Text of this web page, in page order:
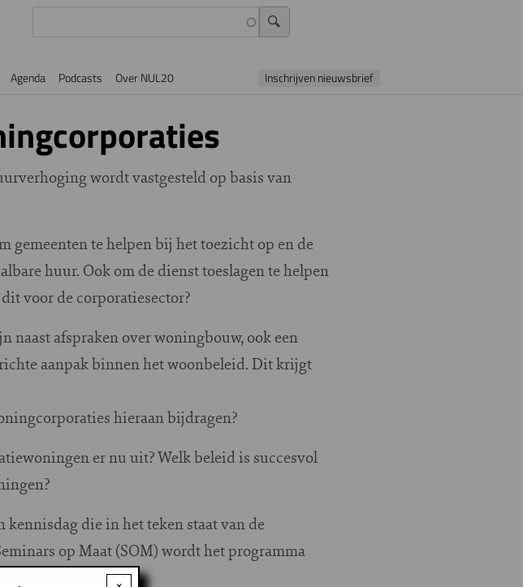
Agenda Podcasts Over NUL20 Inschrijven nieuwsbrief
wordt vastgesteld op basis van
gemeenten te helpen bij het toezicht op en de
huur. Ook om de dienst toeslagen te helpen
voor de corporatiesector?
naast afspraken over woningbouw, ook een
aanpak binnen het woonbeleid. Dit krijgt
hieraan bijdragen?
er nu uit? Welk beleid is succesvol
kennisdag die in het teken staat van de
op Maat (SOM) wordt het programma